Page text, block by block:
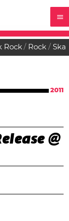
Rock Rock Ska
2011
@